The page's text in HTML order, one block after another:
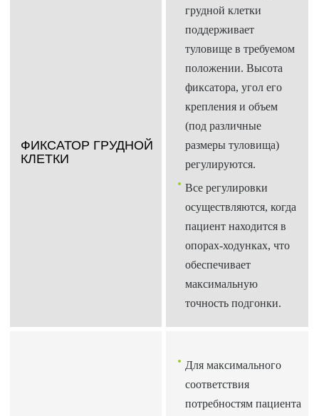
ФИКСАТОР ГРУДНОЙ
КЛЕТКИ
грудной клетки
поддерживает
туловище в требуемом
положении. Высота
фиксатора, угол его
крепления и объем
(под различные
размеры туловища)
регулируются.
Все регулировки
осуществляются, когда
пациент находится в
опорах-ходунках, что
обеспечивает
максимальную
точность подгонки.
Для максимального
соответствия
потребностям пациента